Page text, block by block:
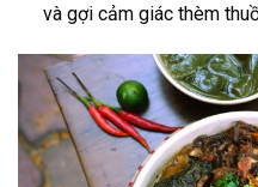
và gợi cảm giác thèm